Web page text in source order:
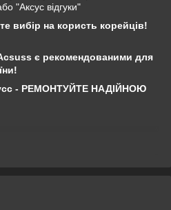
"Аксус відгуки"
вибір на користь корейців!
є рекомендованими для
- РЕМОНТУЙТЕ НАДІЙНОЮ